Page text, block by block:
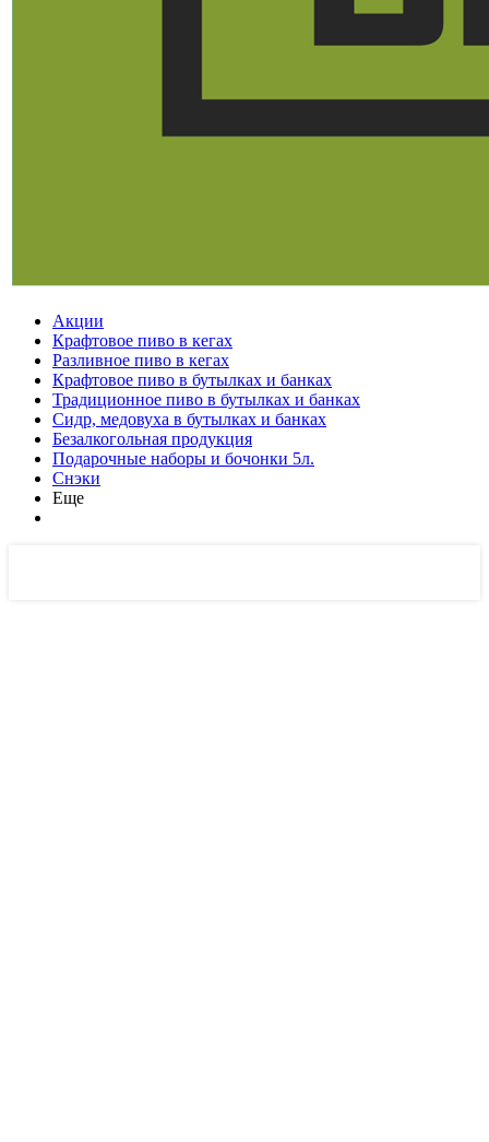
Акции
Крафтовое пиво в кегах
Разливное пиво в кегах
Крафтовое пиво в бутылках и банках
Традиционное пиво в бутылках и банках
Сидр, медовуха в бутылках и банках
Безалкогольная продукция
Подарочные наборы и бочонки 5л.
Снэки
Еще